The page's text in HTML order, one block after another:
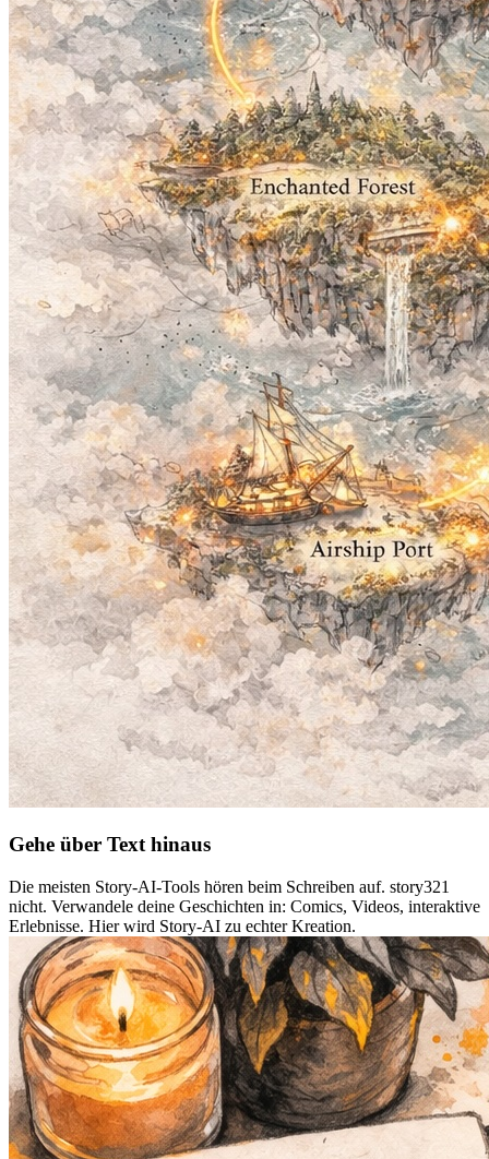
Gehe über Text hinaus
Die meisten Story-AI-Tools hören beim Schreiben auf. story321
nicht. Verwandele deine Geschichten in: Comics, Videos, interaktive
Erlebnisse. Hier wird Story-AI zu echter Kreation.